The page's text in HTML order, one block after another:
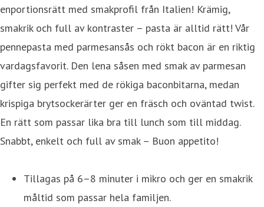
enportionsrätt med smakprofil från Italien! Krämig,
smakrik och full av kontraster – pasta är alltid rätt! Vår
pennepasta med parmesansås och rökt bacon är en riktig
vardagsfavorit. Den lena såsen med smak av parmesan
gifter sig perfekt med de rökiga baconbitarna, medan
krispiga brytsockerärter ger en fräsch och oväntad twist.
En rätt som passar lika bra till lunch som till middag.
Snabbt, enkelt och full av smak – Buon appetito!
Tillagas på 6–8 minuter i mikro och ger en smakrik
måltid som passar hela familjen.